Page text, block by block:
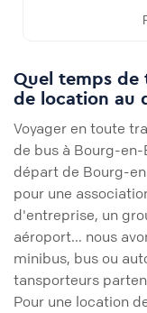
Quel temps de
de location au
Voyager en toute
de bus à Bourg-
départ de Bourg-
pour une
d'entreprise, un
aéroport... nous
minibus, bus ou
tansporteurs
Pour une location